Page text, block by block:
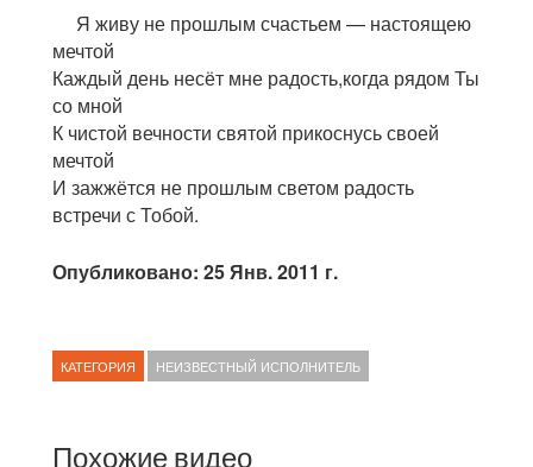
Я живу не прошлым счастьем — настоящею
мечтой
Каждый день несёт мне радость,когда рядом Ты
со мной
К чистой вечности святой прикоснусь своей
мечтой
И зажжётся не прошлым светом радость
встречи с Тобой.
Опубликовано: 25 Янв. 2011 г.
КАТЕГОРИЯ НЕИЗВЕСТНЫЙ ИСПОЛНИТЕЛЬ
Похожие видео